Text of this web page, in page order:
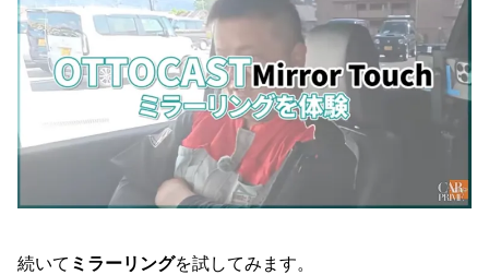
続いて ミラーリングを試してみます。